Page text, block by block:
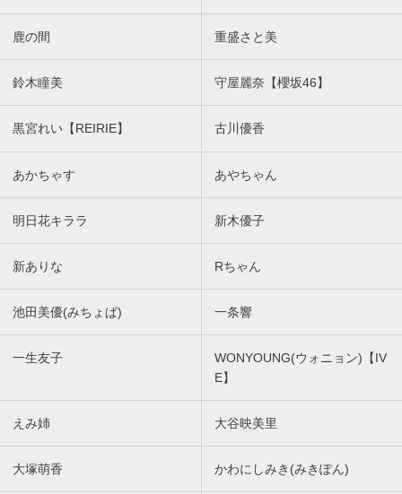
鹿の間 重盛さと美
鈴木瞳美 守屋麗奈【櫻坂46】
黒宮れい【REIRIE】 古川優香
あかちゃす あやちゃん
明日花キララ 新木優子
新ありな Rちゃん
池田美優(みちょぱ) 一条響
一生友子
WONYOUNG(ウォニョン)【IV
E】
えみ姉 大谷映美里
大塚萌香 かわにしみき(みきぽん)